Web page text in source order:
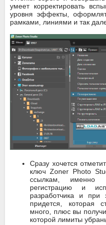
умеет корректировать
уровня эффекты,
рамками, линиями и так
Сразу хочется
ключ Zoner Photo
ссылкам, именно
регистрацию и
разработчика и
придется, которая
много, плюс вы
которой лимиты